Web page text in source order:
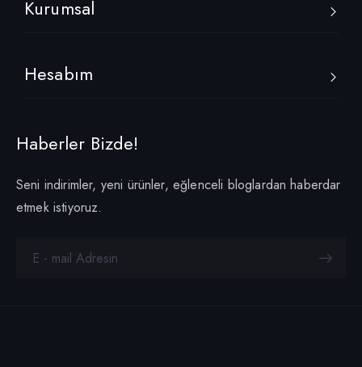
Kurumsal
Hesabım
Haberler Bizde!
Seni indirimler, yeni ürünler, eğlenceli bloglardan haberdar
etmek istiyoruz.